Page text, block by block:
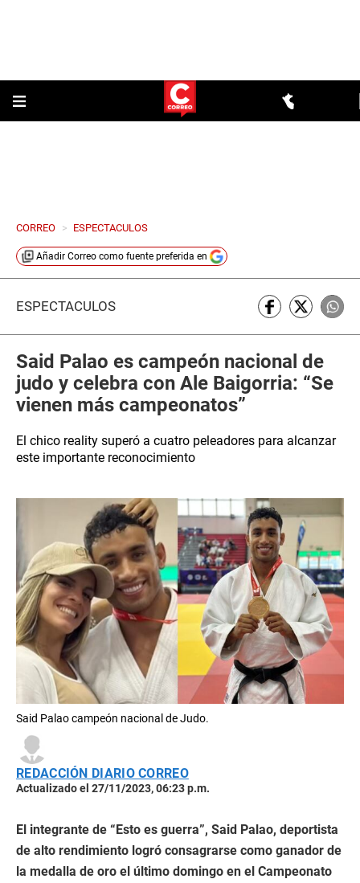
CORREO > ESPECTACULOS
Añadir Correo como fuente preferida en
ESPECTÁCULOS
Said Palao es campeón nacional de
judo y celebra con Ale Baigorria: “Se
vienen más campeonatos”
El chico reality superó a cuatro peleadores para alcanzar
este importante reconocimiento
Said Palao campeón nacional de Judo.
REDACCIÓN DIARIO CORREO
Actualizado el 27/11/2023, 06:23 p.m.
El integrante de “Esto es guerra”, Said Palao, deportista
de alto rendimiento logró consagrarse como ganador de
la medalla de oro el último domingo en el Campeonato